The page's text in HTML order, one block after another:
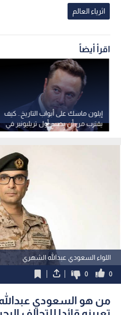
اثرياء العالم
اقرأ أيضاً
إيلون ماسك على أبواب التاريخ.. كيف
يقترب من أن يصبح أول تريليونير في
العالم؟
اللواء السعودي عبدالله الشهري
0
0
من هو السعودي